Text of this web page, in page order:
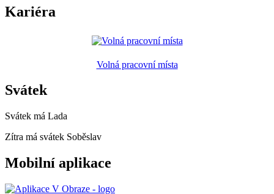
Kariéra
Volná pracovní místa
Svátek
Svátek má Lada
Zítra má svátek Soběslav
Mobilní aplikace